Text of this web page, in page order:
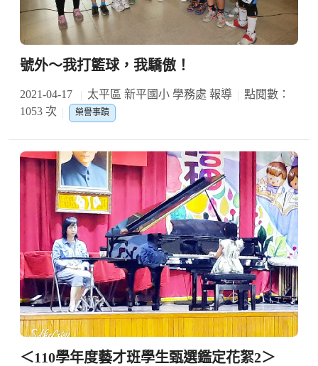
號外～我打籃球，我驕傲！
2021-04-17 太平區 新平國小 學務處 報導
點閱數：
1053 次
榮譽事蹟
＜110學年度藝才班學生甄選鑑定花絮2＞